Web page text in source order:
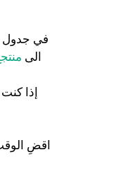
في جدول
الى
إذا
اقضِ